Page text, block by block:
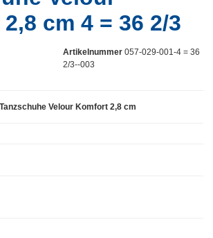
cm 4 = 36 2/3
Artikelnummer 057-029-001-4 = 36
2/3--003
Velour Komfort 2,8 cm